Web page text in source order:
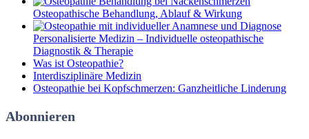
Osteopathische Behandlung, Ablauf & Wirkung
Personalisierte Medizin – Individuelle osteopathische
Diagnostik & Therapie
Was ist Osteopathie?
Interdisziplinäre Medizin
Osteopathie bei Kopfschmerzen: Ganzheitliche Linderung
Abonnieren